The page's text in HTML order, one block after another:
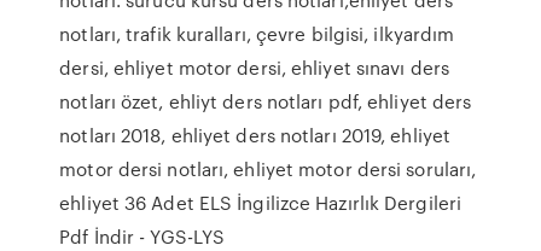
notları, trafik kuralları, çevre bilgisi, ilkyardım
dersi, ehliyet motor dersi, ehliyet sınavı ders
notları özet, ehliyt ders notları pdf, ehliyet ders
notları 2018, ehliyet ders notları 2019, ehliyet
motor dersi notları, ehliyet motor dersi soruları,
ehliyet 36 Adet ELS İngilizce Hazırlık Dergileri
Pdf İndir - YGS-LYS